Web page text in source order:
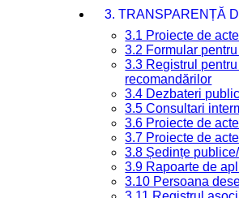
3. TRANSPARENȚĂ
3.1 Proiecte de
3.2 Formular
3.3 Registrul
recomandărilor
3.4 Dezbateri
3.5 Consultari
3.6 Proiecte de
3.7 Proiecte de
3.8 Ședințe
3.9 Rapoarte de
3.10 Persoana